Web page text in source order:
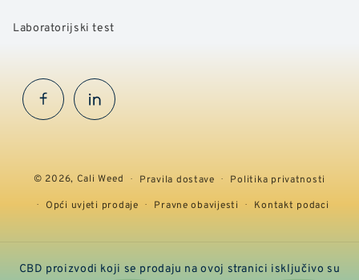
Laboratorijski test
FacebookInstaGram
© 2026, Cali Weed Pravila dostave
Politika privatnosti
Opći uvjeti prodaje
Pravne obavijesti Kontakt podaci
CBD proizvodi koji se prodaju na ovoj stranici isključivo su